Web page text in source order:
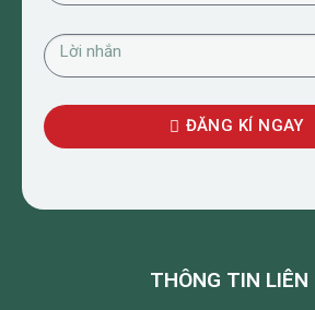
ĐĂNG KÍ NGAY
THÔNG TIN LIÊN